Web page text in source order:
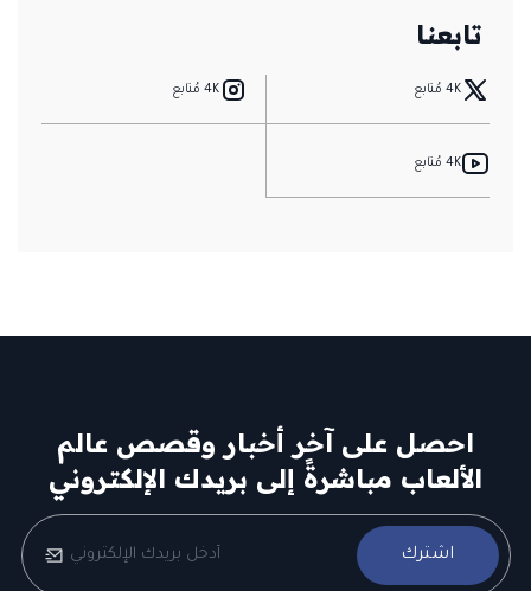
تابعنا
4K مُتابع 4K مُتابع
4K مُتابع
احصل على آخر أخبار وقصص عالم
الألعاب مباشرةً إلى بريدك الإلكتروني
اشترك